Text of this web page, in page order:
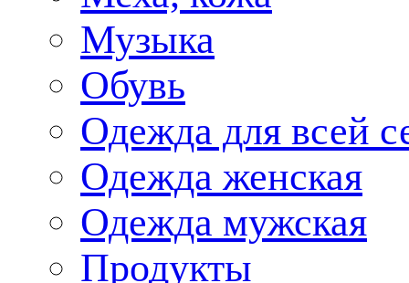
Музыка
Обувь
Одежда для всей
Одежда женская
Одежда мужская
Продукты